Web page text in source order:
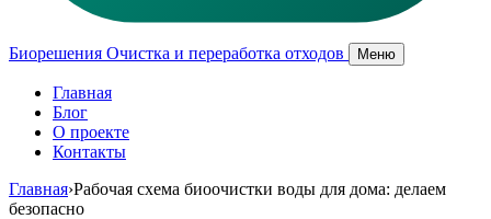
Биорешения Очистка и переработка отходов Меню
Главная
Блог
О проекте
Контакты
Главная›Рабочая схема биоочистки воды для дома: делаем
безопасно